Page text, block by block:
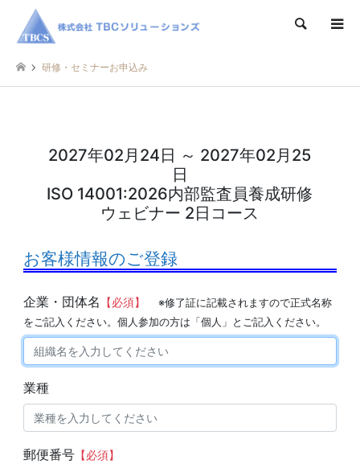
検索
研修・セミナーお申込み
2027年02月24日 ～ 2027年02月25
日
ISO 14001:2026内部監査員養成研修
ウェビナー 2日コース
お客様情報のご登録
企業・団体名 【必須】
※修了証に記載されますので正式名称
をご記入ください。個人参加の方は「個人」とご記入ください。
業種
郵便番号【必須】